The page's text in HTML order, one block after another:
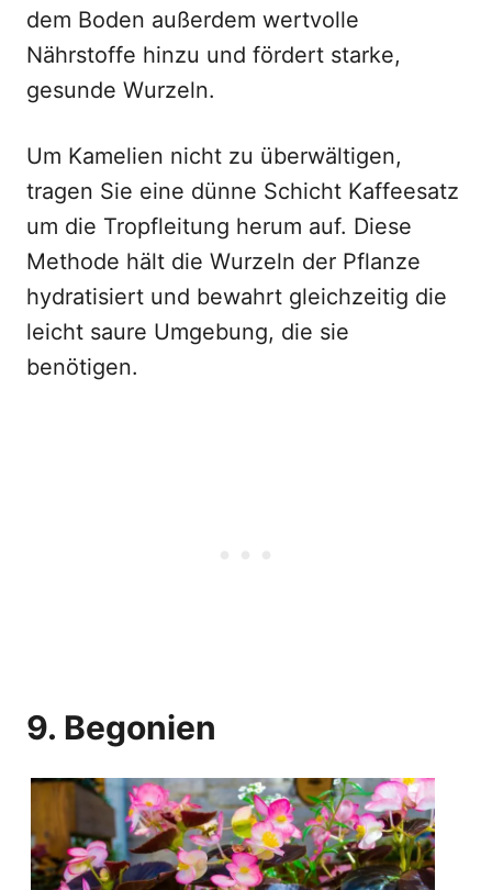
dem Boden außerdem wertvolle
Nährstoffe hinzu und fördert starke,
gesunde Wurzeln.
Um Kamelien nicht zu überwältigen,
tragen Sie eine dünne Schicht Kaffeesatz
um die Tropfleitung herum auf. Diese
Methode hält die Wurzeln der Pflanze
hydratisiert und bewahrt gleichzeitig die
leicht saure Umgebung, die sie
benötigen.
9. Begonien